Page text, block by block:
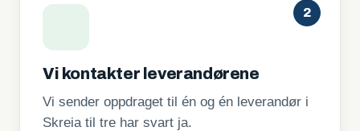
2
Vi kontakter leverandørene
Vi sender oppdraget til én og én leverandør i
Skreia til tre har svart ja.